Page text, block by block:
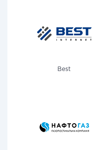
Best